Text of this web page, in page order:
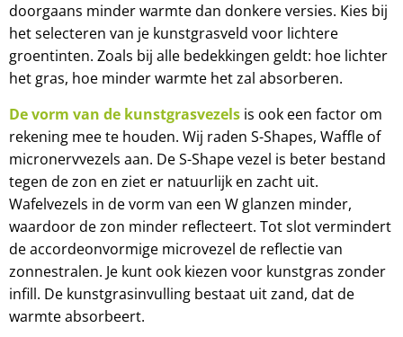
doorgaans minder warmte dan donkere versies. Kies bij
het selecteren van je kunstgrasveld voor lichtere
groentinten. Zoals bij alle bedekkingen geldt: hoe lichter
het gras, hoe minder warmte het zal absorberen.
De vorm van de kunstgrasvezels is ook een factor om
rekening mee te houden. Wij raden S-Shapes, Waffle of
micronervvezels aan. De S-Shape vezel is beter bestand
tegen de zon en ziet er natuurlijk en zacht uit.
Wafelvezels in de vorm van een W glanzen minder,
waardoor de zon minder reflecteert. Tot slot vermindert
de accordeonvormige microvezel de reflectie van
zonnestralen. Je kunt ook kiezen voor kunstgras zonder
infill. De kunstgrasinvulling bestaat uit zand, dat de
warmte absorbeert.